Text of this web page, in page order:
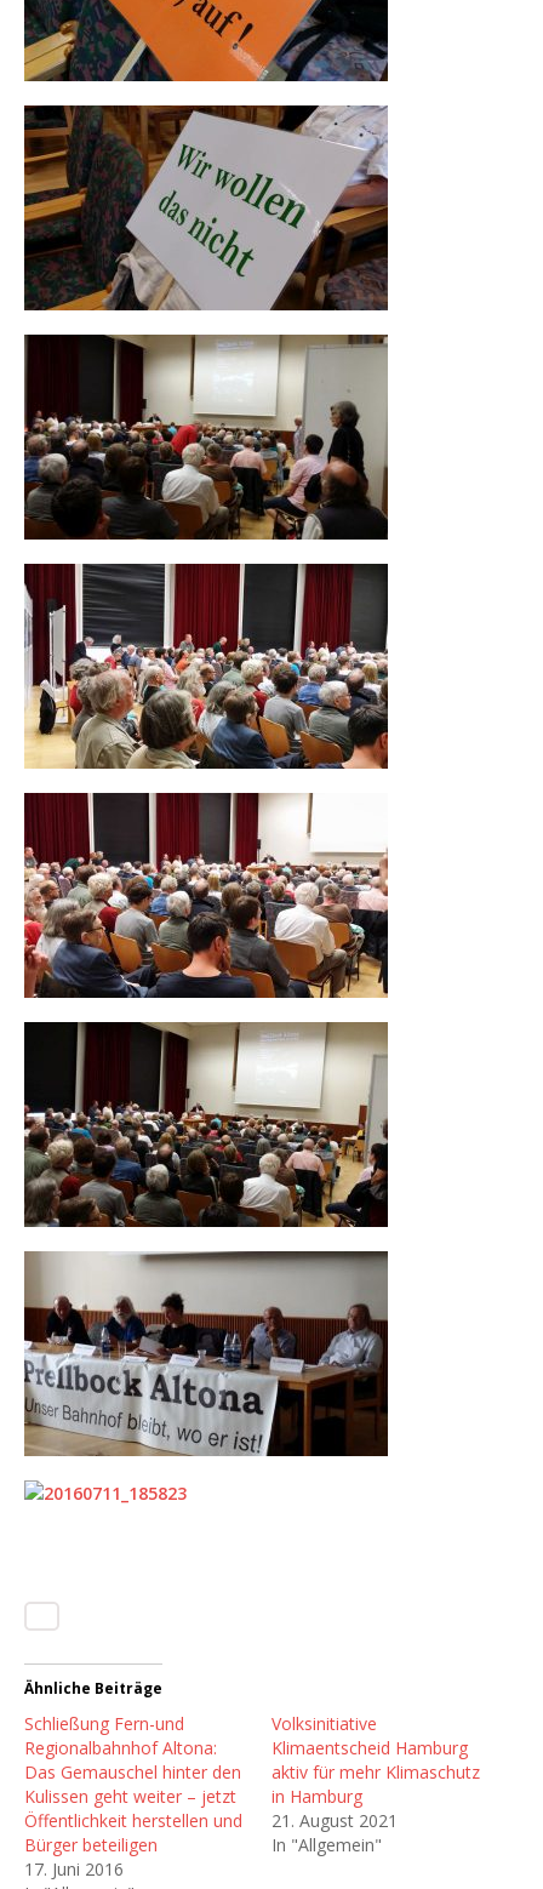
Ähnliche Beiträge
Schließung Fern-und
Regionalbahnhof Altona:
Das Gemauschel hinter den
Kulissen geht weiter – jetzt
Öffentlichkeit herstellen und
Bürger beteiligen
17. Juni 2016
Volksinitiative
Klimaentscheid Hamburg
aktiv für mehr Klimaschutz
in Hamburg
21. August 2021
In "Allgemein"